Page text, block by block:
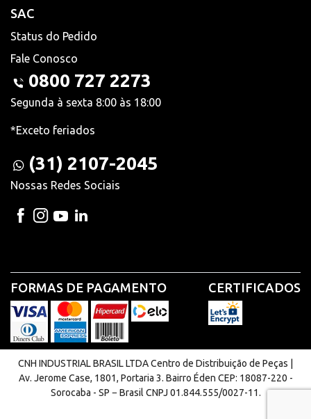
SAC
Status do Pedido
Fale Conosco
0800 727 2273
Segunda à sexta 8:00 às 18:00
*Exceto feriados
(31) 2107-2045
Nossas Redes Sociais
FORMAS DE PAGAMENTO CERTIFICADOS
CNH INDUSTRIAL BRASIL LTDA Centro de Distribuição de Peças |
Av. Jerome Case, 1801, Portaria 3. Bairro Éden CEP: 18087-220 -
Sorocaba - SP − Brasil CNPJ 01.844.555/0027-11.